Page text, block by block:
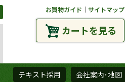
お買物ガイド ｜ サイトマップ
カートを見る
テキスト採用 会社案内･地図